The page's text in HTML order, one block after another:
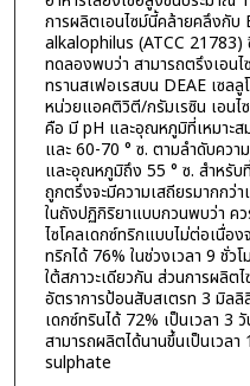
การผลิตเอนไซม์นี้คล้ายคลึงกั
alkalophilus (ATCC 21783)
ทดลองพบว่า สามารถตรึงเอนไ
ทรานสเฟอเรสบน DEAE เซล
หน่วยแอคติวิตี/กรัมเรซิน เอน
คือ มี pH และอุณหภูมิที่เหมาะ
และ 60-70 ° ซ. ตามลำดับคว
และอุณหภูมิถึง 55 ° ซ. สำหรั
ถูกตรึงจะมีความเสถียรมากกว่า
ในถังปฏิกิริยาแบบกวนพบว่า ค
ไซโคลเดกซ์ทริกแบบไม่ต่อเนื่อง
ทริกได้ 76% ในช่วงเวลา 9 ชั่ว
ใต้สภาวะเดียวกัน ส่วนการผลิต
อัตราการป้อนสับสเตรท 3 มิลลิ
เดกซ์ทรินได้ 72% เป็นเวลา 3
สามารถผลิตได้นานขึ้นเป็นเวล
sulphate